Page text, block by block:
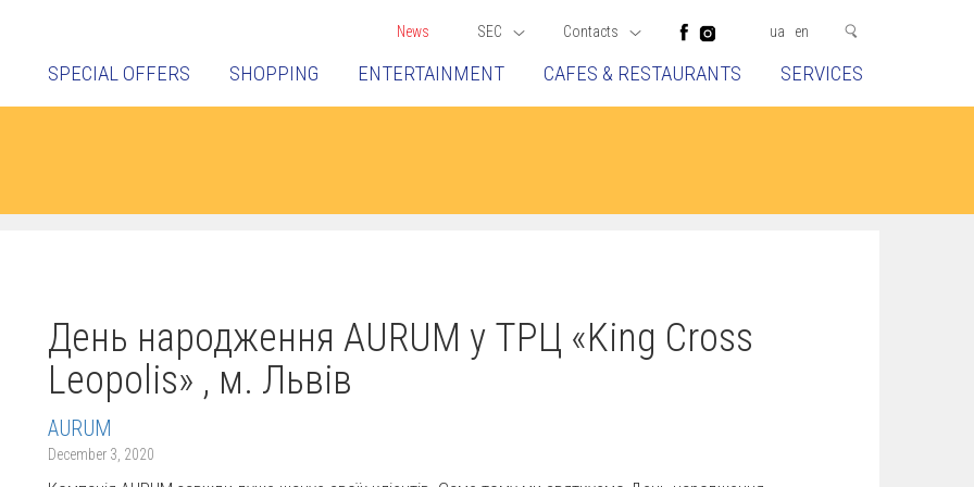
News SEC Contacts ua en
SPECIAL OFFERS SHOPPING ENTERTAINMENT CAFES & RESTAURANTS SERVICES
День народження AURUM у ТРЦ «King Cross
Leopolis» , м. Львів
AURUM
December 3, 2020